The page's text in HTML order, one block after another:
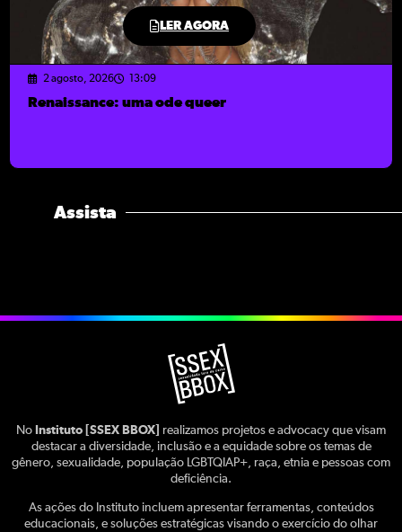
LER AGORA
2 agosto, 2026 13:09
Renaissance: uma ode queer
Assista
No Instituto [SSEX BBOX]
realizamos projetos e advocacy que visam
destacar a diversidade, inclusão e a equidade sobre os temas de
gênero, sexualidade, população LGBTQIAP+, raça, etnia e pessoas com
deficiência.
As ações do Instituto incluem apresentar ferramentas, conteúdos
educacionais, e soluções estratégicas visando o exercício do olhar